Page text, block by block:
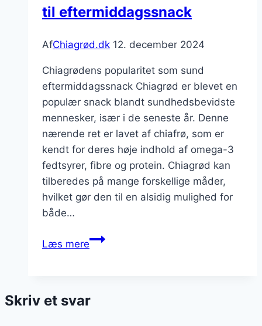
til eftermiddagssnack
AfChiagrød.dk 12. december 2024
Chiagrødens popularitet som sund
eftermiddagssnack Chiagrød er blevet en
populær snack blandt sundhedsbevidste
mennesker, især i de seneste år. Denne
nærende ret er lavet af chiafrø, som er
kendt for deres høje indhold af omega-3
fedtsyrer, fibre og protein. Chiagrød kan
tilberedes på mange forskellige måder,
hvilket gør den til en alsidig mulighed for
både…
Læs mereChiagrød
kanel
Skriv et svar